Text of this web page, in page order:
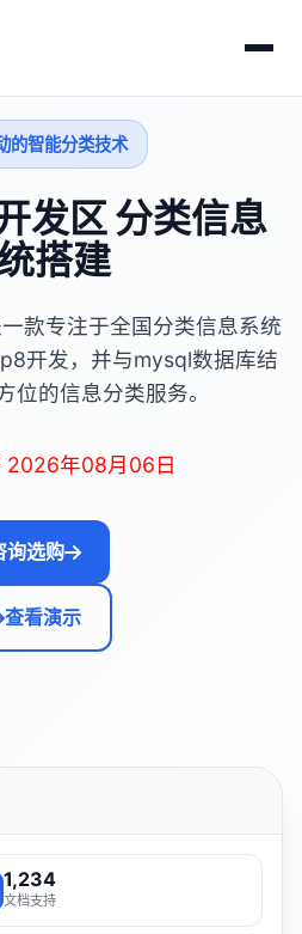
的智能分类技术
发区 分类信息
搭建
款专注于全国分类信息系统
开发，并与mysql数据库结
位的信息分类服务。
2026年08月06日
询选购
查看演示
1,234
文档支持